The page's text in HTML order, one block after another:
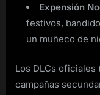
Expensión
festivos,
un muñeco de
Los DLCs
campañas